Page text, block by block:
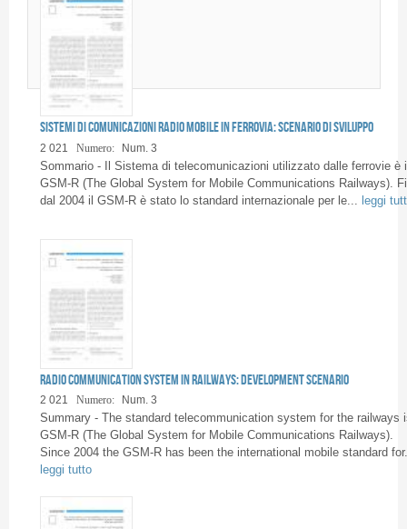
Sistemi di comunicazioni Radio mobile in Ferrovia: scenario di sviluppo
2 021 Numero: Num. 3
Sommario - Il Sistema di telecomunicazioni utilizzato dalle ferrovie è
GSM-R (The Global System for Mobile Communications Railways).
dal 2004 il GSM-R è stato lo standard internazionale per le...
leggi
Radio communication System in railways: development scenario
2 021 Numero: Num. 3
Summary - The standard telecommunication system for the railways
GSM-R (The Global System for Mobile Communications Railways).
Since 2004 the GSM-R has been the international mobile standard
leggi tutto
Pagine